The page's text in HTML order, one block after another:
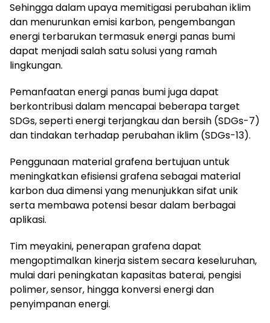
Sehingga dalam upaya memitigasi perubahan iklim
dan menurunkan emisi karbon, pengembangan
energi terbarukan termasuk energi panas bumi
dapat menjadi salah satu solusi yang ramah
lingkungan.
Pemanfaatan energi panas bumi juga dapat
berkontribusi dalam mencapai beberapa target
SDGs, seperti energi terjangkau dan bersih (SDGs-7)
dan tindakan terhadap perubahan iklim (SDGs-13).
Penggunaan material grafena bertujuan untuk
meningkatkan efisiensi grafena sebagai material
karbon dua dimensi yang menunjukkan sifat unik
serta membawa potensi besar dalam berbagai
aplikasi.
Tim meyakini, penerapan grafena dapat
mengoptimalkan kinerja sistem secara keseluruhan,
mulai dari peningkatan kapasitas baterai, pengisi
polimer, sensor, hingga konversi energi dan
penyimpanan energi.